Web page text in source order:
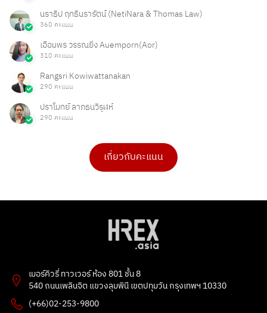
นราธิป ฤทธินรารัตน์ (NetiNara & Thomas Law)
360 คะแนน
เอื้อมพร วรรณยิ่ง Auemporn(Aor)
310 คะแนน
Rangsri Kowiwattanakan
290 คะแนน
ปราโมทย์ ลาภธนวิรุฬห์
290 คะแนน
ดร.เบ็ญจวรรณ บุญใจเพ็ชร
3 คะแนน
เพชรลดา แก้วชูทอง
1 คะแนน
1 คะแนน
G
1 คะแนน
เกี่ยวกับคะแนน
เมอร์คิวรี่ ทาวเวอร์ ห้อง 801 ชั้น 8
540 ถนนเพลินจิต แขวงลุมพินี เขตปทุมวัน กรุงเทพฯ 10330
(+66)02-253-9800